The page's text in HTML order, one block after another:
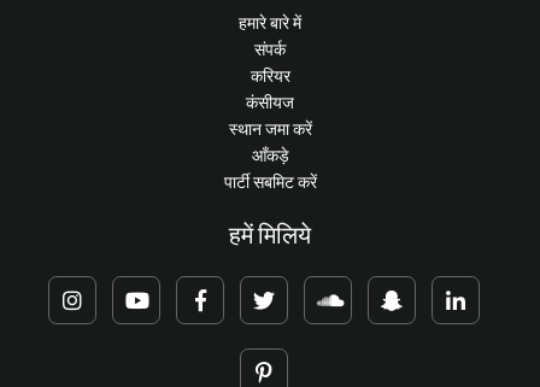
हमारे बारे में
संपर्क
करियर
कंसीयज
स्थान जमा करें
आँकड़े
पार्टी सबमिट करें
हमें मिलिये